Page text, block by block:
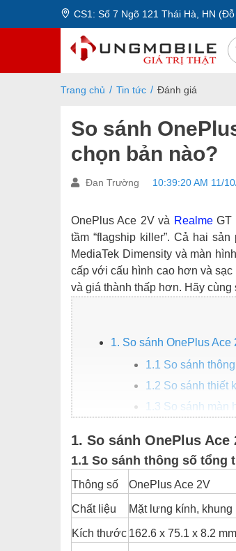
CS1: Số 7 Ngõ 121 Thái Hà, HN
Trang chủ Tin tức Đánh giá
So sánh
chọn bản nào?
Đan Trường 10:39:20 AM 11/
OnePlus Ace 2V và RealmeGT
tầm “flagship killer”. Cả hai
MediaTek Dimensity và màn hình
cấp với cấu hình cao hơn và
và giá thành thấp hơn. Hãy
1. So sánh OnePlus
1.1 So sánh
1.2 So sánh thiết
1.3 So sánh màn
1.5 So sánh
1.6 So sánh pin,
2. OnePlus Ace 2V và
3. Kết luận: OnePlus
1. So sánh OnePlus Ace
1.1 So sánh thông số tổng
Thông số OnePlus Ace 2V
Chất liệu Mặt lưng kính, khung
Kích thước 162.6 x 75.1 x 8.2 mm